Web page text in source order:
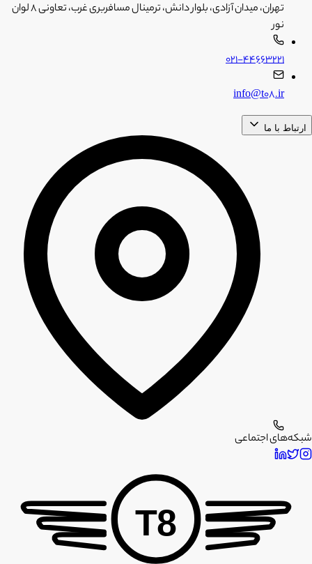
تهران، میدان آزادی، بلوار دانش، ترمینال مسافربری غرب، تعاونی ۸ لوان
نور
۰۲۱-۴۴۶۶۳۲۲۱
info@t08.ir
ارتباط با ما
شبکه‌های اجتماعی
T8